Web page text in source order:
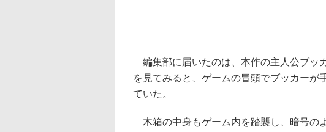
編集部に届いたのは、本作の主人公ブッ
を見てみると、ゲームの冒頭でブッカーが
ていた。
木箱の中身もゲーム内を踏襲し、暗号の